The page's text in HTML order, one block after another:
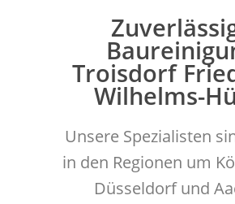
Troisdorf
Wilhelms-
Unsere Spezialisten
in den Regionen um
Düsseldorf und